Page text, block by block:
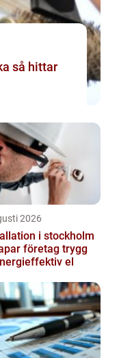
2026
i stockholm
företag trygg
el